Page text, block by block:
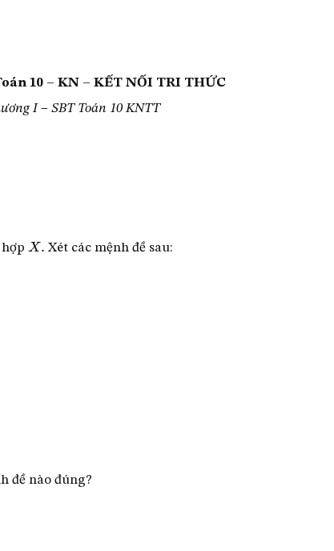
10 – KN – KẾT NỐI TRI THỨC
I – SBT Toán 10 KNTT
X. Xét các mệnh đề sau:
đề nào đúng?